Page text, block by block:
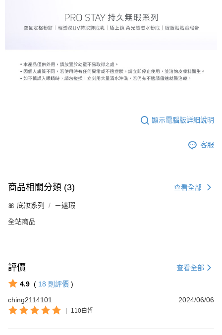
顯示電腦版詳細說明
客服
商品相關分類 (3) 查看全部
🎀 底妝系列 －遮瑕
全站商品
評價 查看全部
4.9 ( 18 則評價 )
ching2114101
2024/06/06
| 110白皙